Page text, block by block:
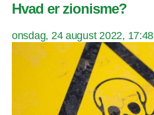
Hvad er zionisme?
onsdag, 24 august 2022, 17:48